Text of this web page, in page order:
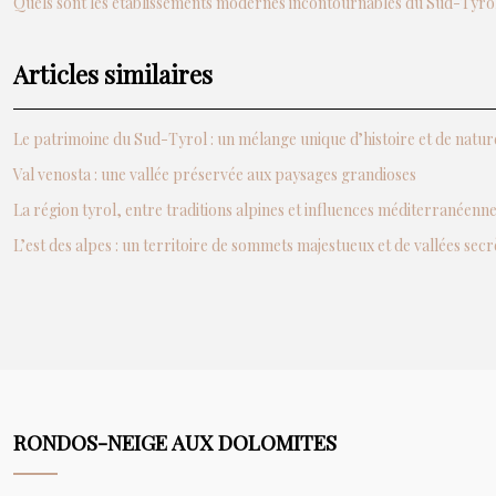
Articles similaires
Le patrimoine du Sud-Tyrol : un mélange unique d’histoire et de
Val venosta : une vallée préservée aux paysages grandioses
La région tyrol, entre traditions alpines et influences
L’est des alpes : un territoire de sommets majestueux et de vallées
RONDOS-NEIGE AUX DOLOMITES